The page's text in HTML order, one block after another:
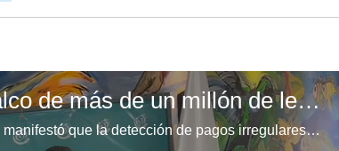
IHSS denuncia desfalco de más de un millón de lempiras
Director del IHSS, Carlos Aguilar, manifestó que la detección de pagos irregulares a través de la planilla de salarios a individuos que se hacen pasar por trabajadores de la institución en SPS ya fue denunciado ante el Ministerio Público.